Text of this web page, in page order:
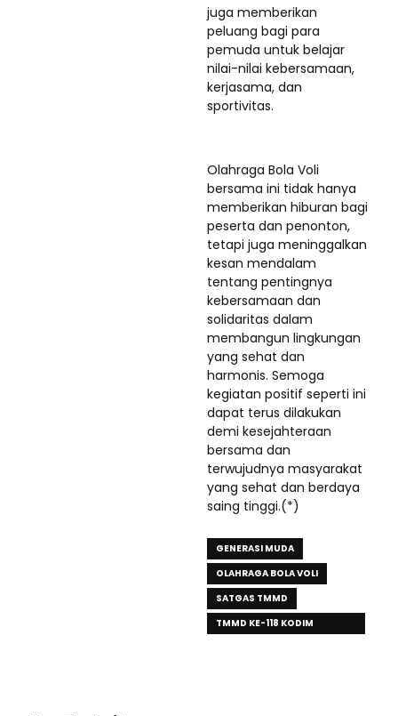
juga memberikan
peluang bagi para
pemuda untuk belajar
nilai-nilai kebersamaan,
kerjasama, dan
sportivitas.
Olahraga Bola Voli
bersama ini tidak hanya
memberikan hiburan bagi
peserta dan penonton,
tetapi juga meninggalkan
kesan mendalam
tentang pentingnya
kebersamaan dan
solidaritas dalam
membangun lingkungan
yang sehat dan
harmonis. Semoga
kegiatan positif seperti ini
dapat terus dilakukan
demi kesejahteraan
bersama dan
terwujudnya masyarakat
yang sehat dan berdaya
saing tinggi.(*)
GENERASI MUDA
OLAHRAGA BOLA VOLI
SATGAS TMMD
TMMD KE-118 KODIM